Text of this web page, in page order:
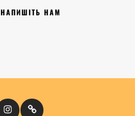
НАПИШІТЬ НАМ
InstagramКіномандри